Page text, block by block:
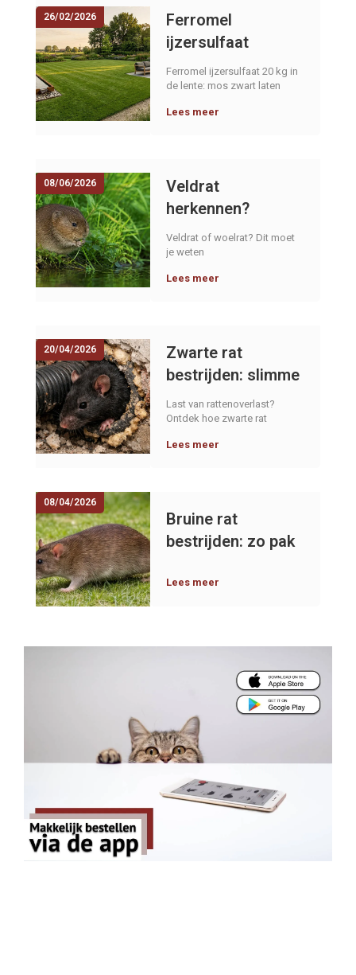
26/02/2026
Ferromel
ijzersulfaat
Ferromel ijzersulfaat 20 kg in
de lente: mos zwart laten
en sterker. Dosering +
Lees meer
08/06/2026
Veldrat
herkennen?
Voorkom deze
veelgemaakte
vergissing met de
Veldrat of woelrat? Dit moet
je weten
Lees meer
20/04/2026
Zwarte rat
bestrijden: slimme
en effectieve
aanpak voor een
ratvrij pand
Last van rattenoverlast?
Ontdek hoe zwarte rat
signalen herkent, welke
Lees meer
08/04/2026
Bruine rat
bestrijden: zo pak
rat snel en
Lees meer